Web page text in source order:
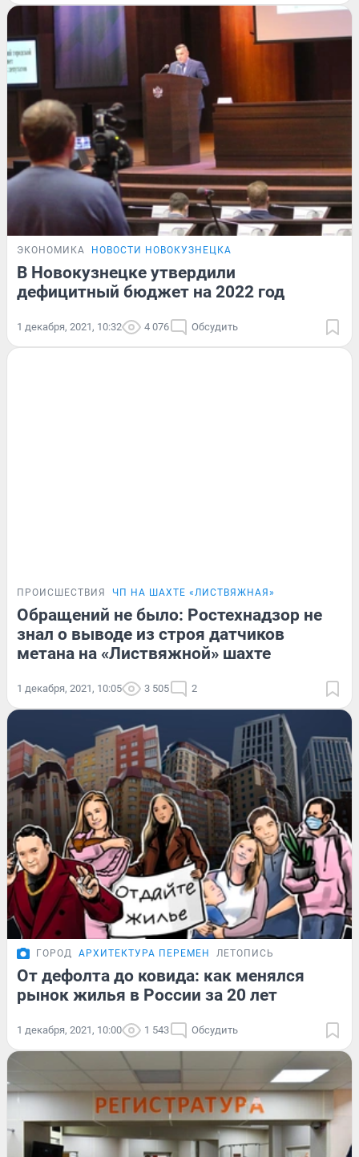
ЭКОНОМИКА НОВОСТИ НОВОКУЗНЕЦКА
В Новокузнецке утвердили
дефицитный бюджет на 2022 год
1 декабря, 2021, 10:32 4 076 Обсудить
ПРОИСШЕСТВИЯ ЧП НА ШАХТЕ «ЛИСТВЯЖНАЯ»
Обращений не было: Ростехнадзор не
знал о выводе из строя датчиков
метана на «Листвяжной» шахте
1 декабря, 2021, 10:05 3 505 2
ГОРОД АРХИТЕКТУРА ПЕРЕМЕН ЛЕТОПИСЬ
От дефолта до ковида: как менялся
рынок жилья в России за 20 лет
1 декабря, 2021, 10:00 1 543 Обсудить